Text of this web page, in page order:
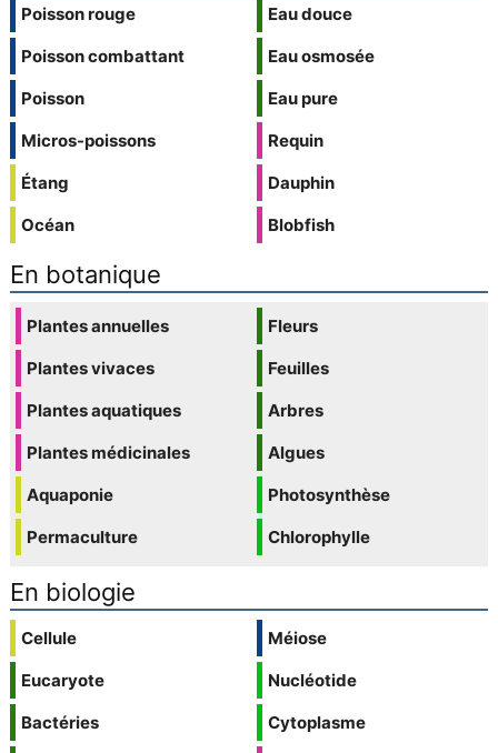
Poisson rouge
Poisson combattant
Poisson
Micros-poissons
Étang
Océan
Eau douce
Eau osmosée
Eau pure
Requin
Dauphin
Blobfish
En botanique
Plantes annuelles
Plantes vivaces
Plantes aquatiques
Plantes médicinales
Aquaponie
Permaculture
Fleurs
Feuilles
Arbres
Algues
Photosynthèse
Chlorophylle
En biologie
Cellule
Eucaryote
Bactéries
Méiose
Nucléotide
Cytoplasme